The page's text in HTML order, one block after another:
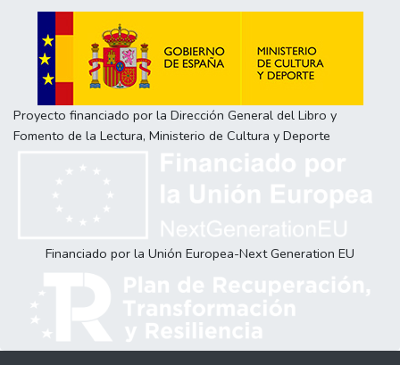
Proyecto financiado por la Dirección General del Libro y
Fomento de la Lectura, Ministerio de Cultura y Deporte
Financiado por la Unión Europea-Next Generation EU